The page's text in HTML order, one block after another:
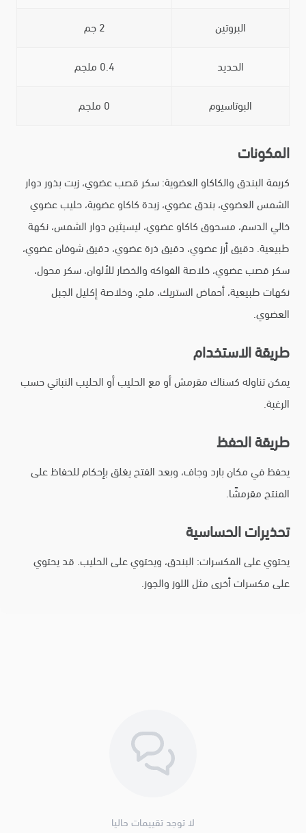
البروتين 2 جم
الحديد 0.4 ملجم
البوتاسيوم 0 ملجم
المكونات
كريمة البندق والكاكاو العضوية: سكر قصب عضوي، زيت بذور دوار
الشمس العضوي، بندق عضوي، زبدة كاكاو عضوية، حليب عضوي
خالي الدسم، مسحوق كاكاو عضوي، ليسيثين دوار الشمس، نكهة
طبيعية. دقيق أرز عضوي، دقيق ذرة عضوي، دقيق شوفان عضوي،
سكر قصب عضوي، خلاصة الفواكه والخضار للألوان، سكر محول،
نكهات طبيعية، أحماض الستريك، ملح، وخلاصة إكليل الجبل
العضوي.
طريقة الاستخدام
يمكن تناوله كسناك مقرمش أو مع الحليب أو الحليب النباتي حسب
الرغبة.
طريقة الحفظ
يحفظ في مكان بارد وجاف، وبعد الفتح يغلق بإحكام للحفاظ على
المنتج مقرمشًا.
تحذيرات الحساسية
يحتوي على المكسرات: البندق، ويحتوي على الحليب. قد يحتوي
على مكسرات أخرى مثل اللوز والجوز.
لا توجد تقييمات حاليا